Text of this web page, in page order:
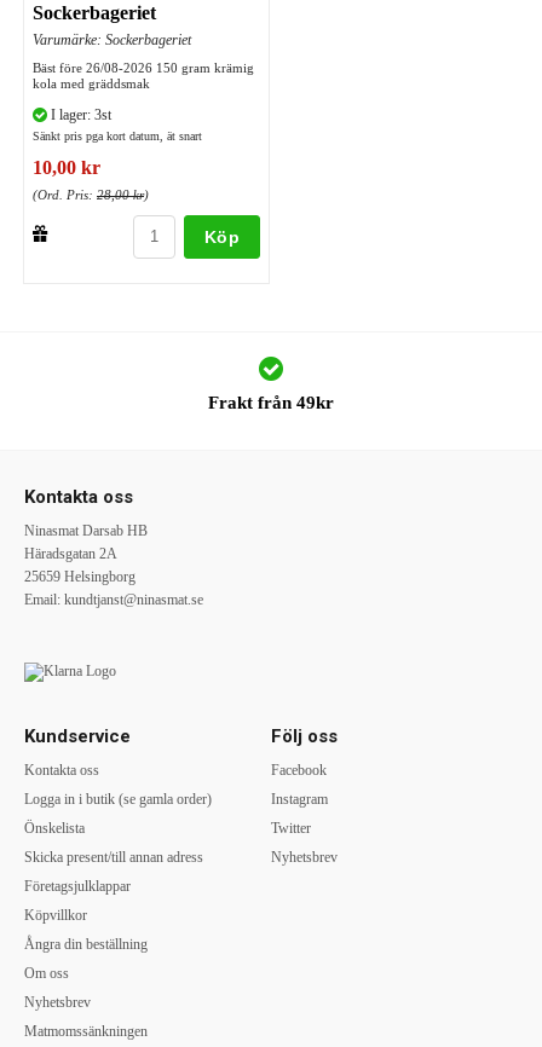
Sockerbageriet
Varumärke: Sockerbageriet
Bäst före 26/08-2026 150 gram krämig
kola med gräddsmak
I lager: 3st
Sänkt pris pga kort datum, ät snart
10,00 kr
(Ord. Pris: 28,00 kr)
Köp
Frakt från 49kr
Kontakta oss
Ninasmat Darsab HB
Häradsgatan 2A
25659 Helsingborg
Email: kundtjanst@ninasmat.se
Kundservice
Kontakta oss
Logga in i butik (se gamla order)
Önskelista
Skicka present/till annan adress
Företagsjulklappar
Köpvillkor
Ångra din beställning
Om oss
Nyhetsbrev
Matmomssänkningen
Följ oss
Facebook
Instagram
Twitter
Nyhetsbrev